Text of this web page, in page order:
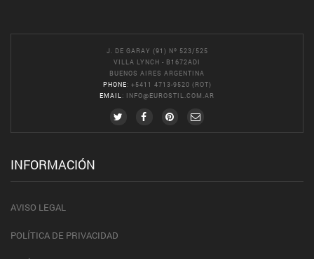
J. DE GARAY (91) Nº 523/525
VILLA LYNCH - B1672ADI
BUENOS AIRES ARGENTINA
PHONE: +5411 4713-9520 (ROT)
EMAIL : INFO@EUROSTIL.COM.AR
INFORMACIÓN
AVISO LEGAL
POLÍTICA DE PRIVACIDAD